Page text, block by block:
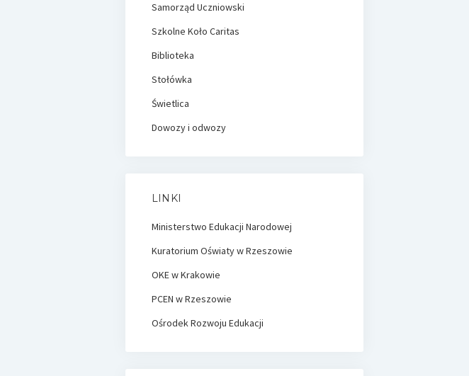
Samorząd Uczniowski
Szkolne Koło Caritas
Biblioteka
Stołówka
Świetlica
Dowozy i odwozy
LINKI
Ministerstwo Edukacji Narodowej
Kuratorium Oświaty w Rzeszowie
OKE w Krakowie
PCEN w Rzeszowie
Ośrodek Rozwoju Edukacji